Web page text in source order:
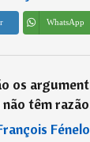
WhatsApp
os
não têm